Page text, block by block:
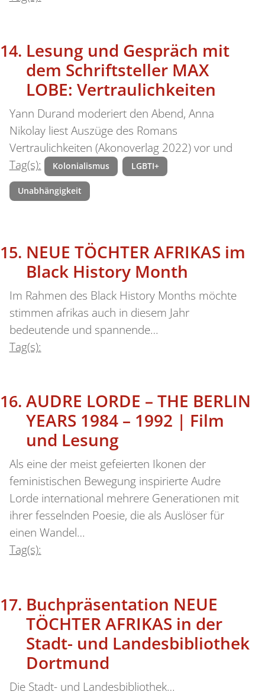
Lesung und Gespräch mit
dem Schriftsteller MAX
LOBE: Vertraulichkeiten
Yann Durand moderiert den Abend, Anna
Nikolay liest Auszüge des Romans
Vertraulichkeiten (Akonoverlag 2022) vor und
Tag(s):
Kolonialismus LGBTI+
Unabhängigkeit
NEUE TÖCHTER AFRIKAS im
Black History Month
Im Rahmen des Black History Months möchte
stimmen afrikas auch in diesem Jahr
bedeutende und spannende…
Tag(s):
AUDRE LORDE – THE BERLIN
YEARS 1984 – 1992 | Film
und Lesung
Als eine der meist gefeierten Ikonen der
feministischen Bewegung inspirierte Audre
Lorde international mehrere Generationen mit
ihrer fesselnden Poesie, die als Auslöser für
einen Wandel…
Tag(s):
Buchpräsentation NEUE
TÖCHTER AFRIKAS in der
Stadt- und Landesbibliothek
Dortmund
Die Stadt- und Landesbibliothek…